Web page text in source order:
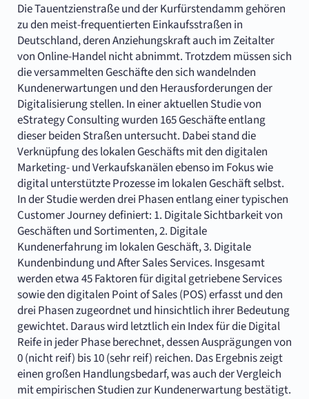
Die Tauentzienstraße und der Kurfürstendamm gehören
zu den meist-frequentierten Einkaufsstraßen in
Deutschland, deren Anziehungskraft auch im Zeitalter
von Online-Handel nicht abnimmt. Trotzdem müssen sich
die versammelten Geschäfte den sich wandelnden
Kundenerwartungen und den Herausforderungen der
Digitalisierung stellen. In einer aktuellen Studie von
eStrategy Consulting wurden 165 Geschäfte entlang
dieser beiden Straßen untersucht. Dabei stand die
Verknüpfung des lokalen Geschäfts mit den digitalen
Marketing- und Verkaufskanälen ebenso im Fokus wie
digital unterstützte Prozesse im lokalen Geschäft selbst.
In der Studie werden drei Phasen entlang einer typischen
Customer Journey definiert: 1. Digitale Sichtbarkeit von
Geschäften und Sortimenten, 2. Digitale
Kundenerfahrung im lokalen Geschäft, 3. Digitale
Kundenbindung und After Sales Services. Insgesamt
werden etwa 45 Faktoren für digital getriebene Services
sowie den digitalen Point of Sales (POS) erfasst und den
drei Phasen zugeordnet und hinsichtlich ihrer Bedeutung
gewichtet. Daraus wird letztlich ein Index für die Digital
Reife in jeder Phase berechnet, dessen Ausprägungen von
0 (nicht reif) bis 10 (sehr reif) reichen. Das Ergebnis zeigt
einen großen Handlungsbedarf, was auch der Vergleich
mit empirischen Studien zur Kundenerwartung bestätigt.